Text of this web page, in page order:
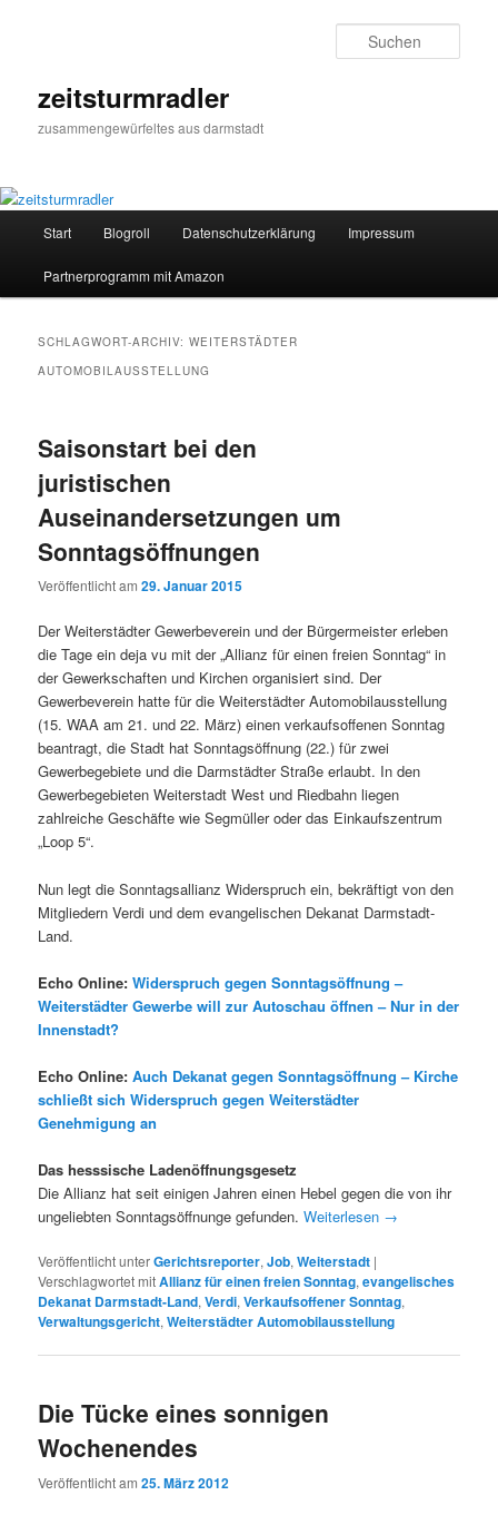
zeitsturmradler
zusammengewürfeltes aus darmstadt
Start Blogroll Datenschutzerklärung Impressum
Partnerprogramm mit Amazon
SCHLAGWORT-ARCHIV:WEITERSTÄDTER
AUTOMOBILAUSSTELLUNG
Saisonstart bei den
juristischen
Auseinandersetzungen um
Sonntagsöffnungen
Veröffentlicht am29. Januar 2015
Der Weiterstädter Gewerbeverein und der Bürgermeister erleben
die Tage ein deja vu mit der „Allianz für einen freien Sonntag“ in
der Gewerkschaften und Kirchen organisiert sind. Der
Gewerbeverein hatte für die Weiterstädter Automobilausstellung
(15. WAA am 21. und 22. März) einen verkaufsoffenen Sonntag
beantragt, die Stadt hat Sonntagsöffnung (22.) für zwei
Gewerbegebiete und die Darmstädter Straße erlaubt. In den
Gewerbegebieten Weiterstadt West und Riedbahn liegen
zahlreiche Geschäfte wie Segmüller oder das Einkaufszentrum
„Loop 5“.
Nun legt die Sonntagsallianz Widerspruch ein, bekräftigt von den
Mitgliedern Verdi und dem evangelischen Dekanat Darmstadt-
Land.
Echo Online:Widerspruch gegen Sonntagsöffnung –
Weiterstädter Gewerbe will zur Autoschau öffnen – Nur in der
Innenstadt?
Echo Online:Auch Dekanat gegen Sonntagsöffnung – Kirche
schließt sich Widerspruch gegen Weiterstädter
Genehmigung an
Das hesssische Ladenöffnungsgesetz
Die Allianz hat seit einigen Jahren einen Hebel gegen die von ihr
ungeliebten Sonntagsöffnunge gefunden.Weiterlesen →
Veröffentlicht unterGerichtsreporter,Job,Weiterstadt |
Verschlagwortet mitAllianz für einen freien Sonntag,evangelisches
Dekanat Darmstadt-Land,Verdi,Verkaufsoffener Sonntag,
Verwaltungsgericht,Weiterstädter Automobilausstellung
Die Tücke eines sonnigen
Wochenendes
Veröffentlicht am25. März 2012